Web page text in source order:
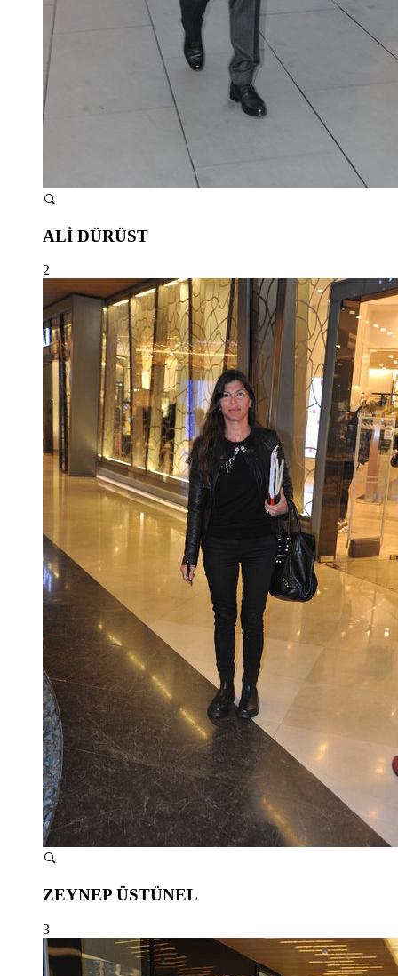
ALİ DÜRÜST
2
ZEYNEP ÜSTÜNEL
3